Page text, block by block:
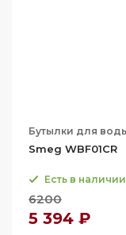
Бутылки для
Smeg WBF01CR
Есть в наличии
6200
5 394 ₽